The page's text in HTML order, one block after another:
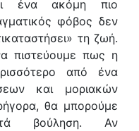
ένα ακόμη πιο
φόβος δεν
τη ζωή.
πιστεύουμε πως η
από ένα
και μοριακών
θα μπορούμε
βούληση. Αν